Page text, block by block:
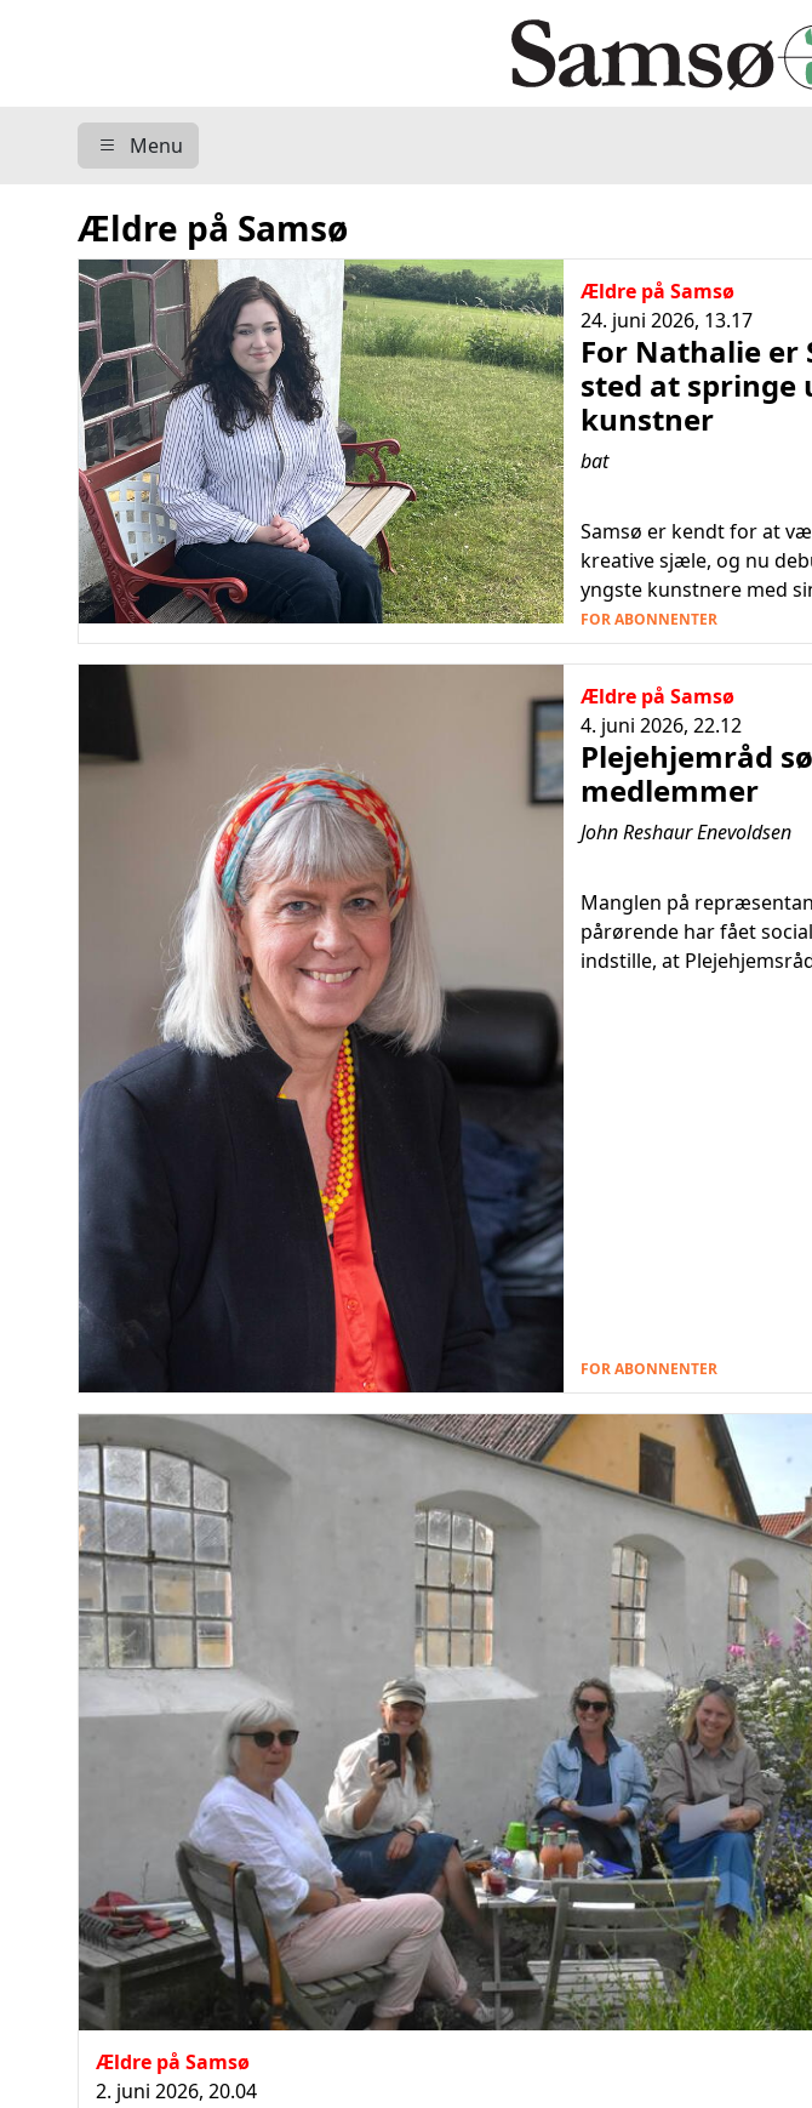
Menu
Ældre på Samsø
Ældre på Samsø
24. juni 2026, 13.17
For Nathalie er
sted at springe
kunstner
bat
Samsø er kendt for at
kreative sjæle, og nu
yngste kunstnere med
FOR ABONNENTER
Ældre på Samsø
4. juni 2026, 22.12
Plejehjemråd
medlemmer
John Reshaur Enevoldsen
Manglen på
pårørende har fået
indstille, at
FOR ABONNENTER
Ældre på Samsø
2. juni 2026, 20.04